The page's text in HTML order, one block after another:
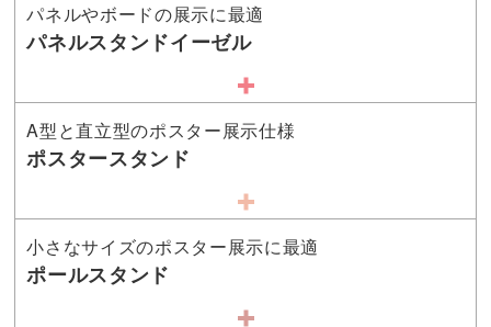
パネルやボードの展示に最適
パネルスタンドイーゼル
A型と直立型のポスター展示仕様
ポスタースタンド
小さなサイズのポスター展示に最適
ポールスタンド